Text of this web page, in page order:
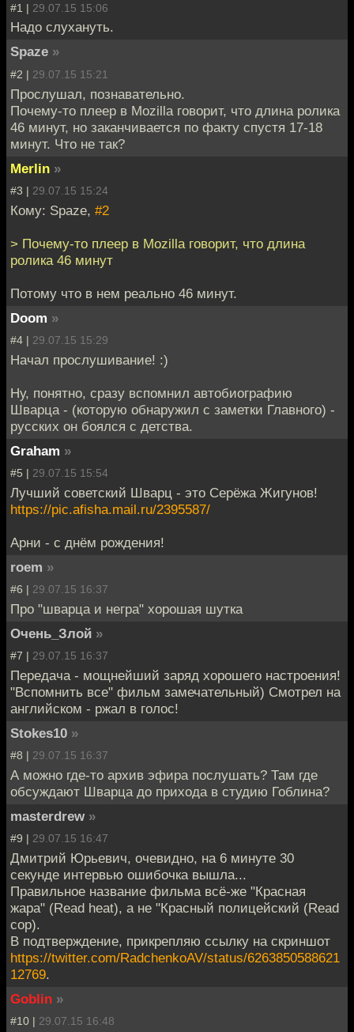
#1 | 29.07.15 15:06
Надо слухануть.
Spaze »
#2 | 29.07.15 15:21
Прослушал, познавательно.
Почему-то плеер в Mozilla говорит, что длина ролика
46 минут, но заканчивается по факту спустя 17-18
минут. Что не так?
Merlin »
#3 | 29.07.15 15:24
Кому: Spaze, #2
> Почему-то плеер в Mozilla говорит, что длина
ролика 46 минут
Потому что в нем реально 46 минут.
Doom »
#4 | 29.07.15 15:29
Начал прослушивание! :)
Ну, понятно, сразу вспомнил автобиографию
Шварца - (которую обнаружил с заметки Главного) -
русских он боялся с детства.
Graham »
#5 | 29.07.15 15:54
Лучший советский Шварц - это Серёжа Жигунов!
https://pic.afisha.mail.ru/2395587/
Арни - с днём рождения!
roem »
#6 | 29.07.15 16:37
Про "шварца и негра" хорошая шутка
Очень_Злой »
#7 | 29.07.15 16:37
Передача - мощнейший заряд хорошего настроения!
"Вспомнить все" фильм замечательный) Смотрел на
английском - ржал в голос!
Stokes10 »
#8 | 29.07.15 16:37
А можно где-то архив эфира послушать? Там где
обсуждают Шварца до прихода в студию Гоблина?
masterdrew »
#9 | 29.07.15 16:47
Дмитрий Юрьевич, очевидно, на 6 минуте 30
секунде интервью ошибочка вышла...
Правильное название фильма всё-же "Красная
жара" (Read heat), а не "Красный полицейский (Read
cop).
В подтверждение, прикрепляю ссылку на скриншот
https://twitter.com/RadchenkoAV/status/6263850588621
12769.
Goblin »
#10 | 29.07.15 16:48